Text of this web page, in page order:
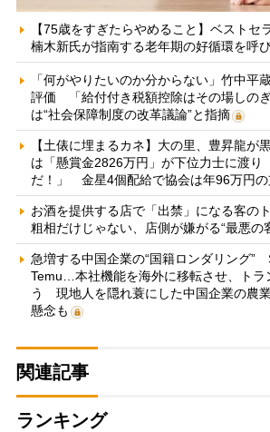
【75歳をすぎたらやめること】ベストセ
楠木新氏が指南する老年期の好循環を呼
「何がやりたいのか分からない」竹中平
評価 「給付付き税額控除はその場しの
は“社会保障制度の改革議論”と指摘
【土俵に埋まるカネ】大の里、豊昇龍が
は「懸賞金2826万円」が下位力士に渡り
だ！」 金星4個配給で協会は年96万円の
お酒を提供する店で「出禁」になる客
粗相だけじゃない、店側が嫌がる“最悪の
急増する中国企業の“国籍ロンダリング”
Temu…本社機能を海外に移転させ、トラ
う 現地人を隠れ蓑にした中国企業の農
懸念も
関連記事
ランキング